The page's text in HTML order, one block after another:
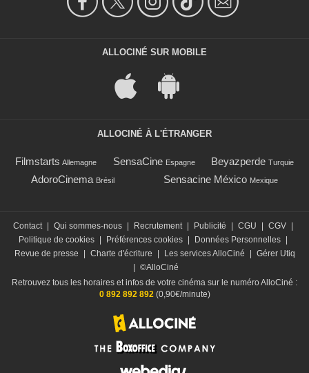
ALLOCINÉ SUR MOBILE
ALLOCINÉ À L'ÉTRANGER
Filmstarts Allemagne SensaCine Espagne Beyazperde Turquie
AdoroCinema Brésil Sensacine México Mexique
Contact | Qui sommes-nous | Recrutement | Publicité | CGU | CGV |
Politique de cookies | Préférences cookies | Données Personnelles |
Revue de presse
| Charte d'écriture | Les services AlloCiné | Gérer Utiq
| ©AlloCiné
Retrouvez tous les horaires et infos de votre cinéma sur le numéro AlloCiné :
0 892 892 892 (0,90€/minute)